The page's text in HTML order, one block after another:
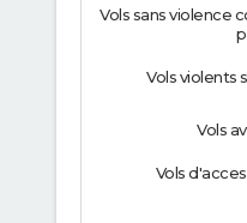
Vols sans violence
Vols violents
Vols
Vols